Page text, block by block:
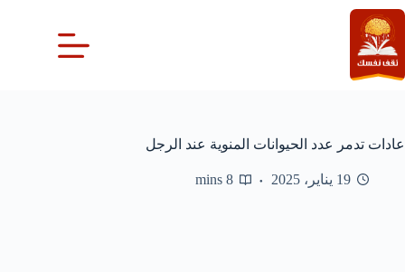
التجاوز
إلى
المحتوى
عادات تدمر عدد الحيوانات المنوية عند الرجل
19 يناير، 2025 8 mins